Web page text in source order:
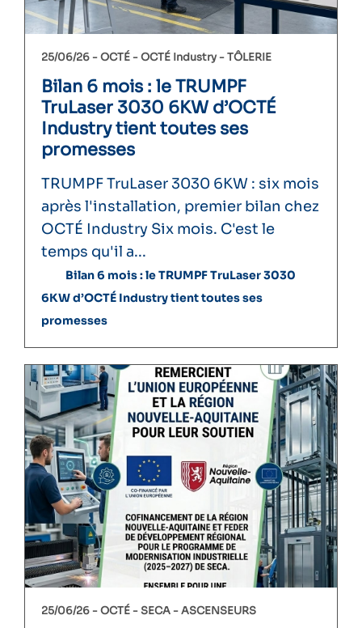
25/06/26 -OCTÉ OCTÉ Industry TÔLERIE
Bilan 6 mois : le TRUMPF
TruLaser 3030 6KW d’OCTÉ
Industry tient toutes ses
promesses
TRUMPF TruLaser 3030 6KW : six mois
après l'installation, premier bilan chez
OCTÉ Industry Six mois. C'est le
temps qu'il a...
Bilan 6 mois : le TRUMPF TruLaser 3030
6KW d’OCTÉ Industry tient toutes ses
promesses
25/06/26 -OCTÉ SECA ASCENSEURS